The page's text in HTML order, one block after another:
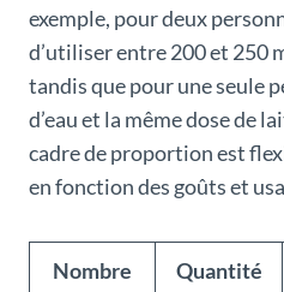
exemple, pour deux
d’utiliser entre 200 et 250
tandis que pour une seule
d’eau et la même dose de
cadre de proportion est
en fonction des goûts et
Nombre
Quantité